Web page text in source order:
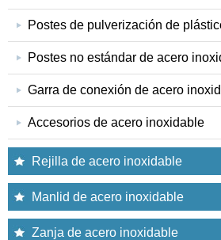
inoxidable
Postes de pulverización de
acero inoxidable
Postes no estándar de acero
Garra de conexión de acero
Accesorios de acero inoxidable
Rejilla de acero inoxidable
Manlid de acero inoxidable
Zanja de acero inoxidable